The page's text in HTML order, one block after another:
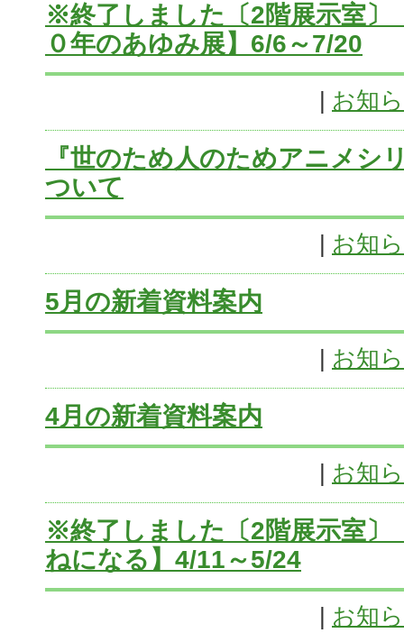
※終了しました〔2階展示室〕
０年のあゆみ展】6/6～7/20
お知
『世のため人のためアニメシ
ついて
お知
5月の新着資料案内
お知
4月の新着資料案内
お知
※終了しました〔2階展示室〕
ねになる】4/11～5/24
お知